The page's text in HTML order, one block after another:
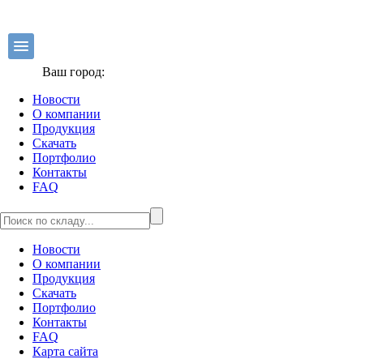
Ваш город:
Новости
О компании
Продукция
Скачать
Портфолио
Контакты
FAQ
Новости
О компании
Продукция
Скачать
Портфолио
Контакты
FAQ
Карта сайта